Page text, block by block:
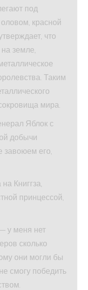
под
красной
что
земле,
Таким
мира.
Яблок с
добычи
завоюем его,
Книггза,
принцессой,
у меня нет
сколько
они могли бы
смогу победить